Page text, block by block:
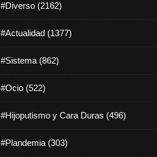
#Diverso (2162)
#Actualidad (1377)
#Sistema (862)
#Ocio (522)
#Hijoputismo y Cara Duras (496)
#Plandemia (303)